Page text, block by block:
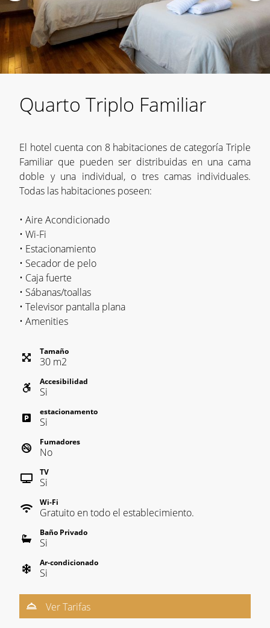
Quarto Triplo Familiar
El hotel cuenta con 8 habitaciones de categoría Triple
Familiar que pueden ser distribuidas en una cama
doble y una individual, o tres camas individuales.
Todas las habitaciones poseen:
• Aire Acondicionado
• Wi-Fi
• Estacionamiento
• Secador de pelo
• Caja fuerte
• Sábanas/toallas
• Televisor pantalla plana
• Amenities
Tamaño
30 m2
Accesibilidad
Si
estacionamento
Si
Fumadores
No
TV
Si
Wi-Fi
Gratuito en todo el establecimiento.
Baño Privado
Si
Ar-condicionado
Si
Ver Tarifas